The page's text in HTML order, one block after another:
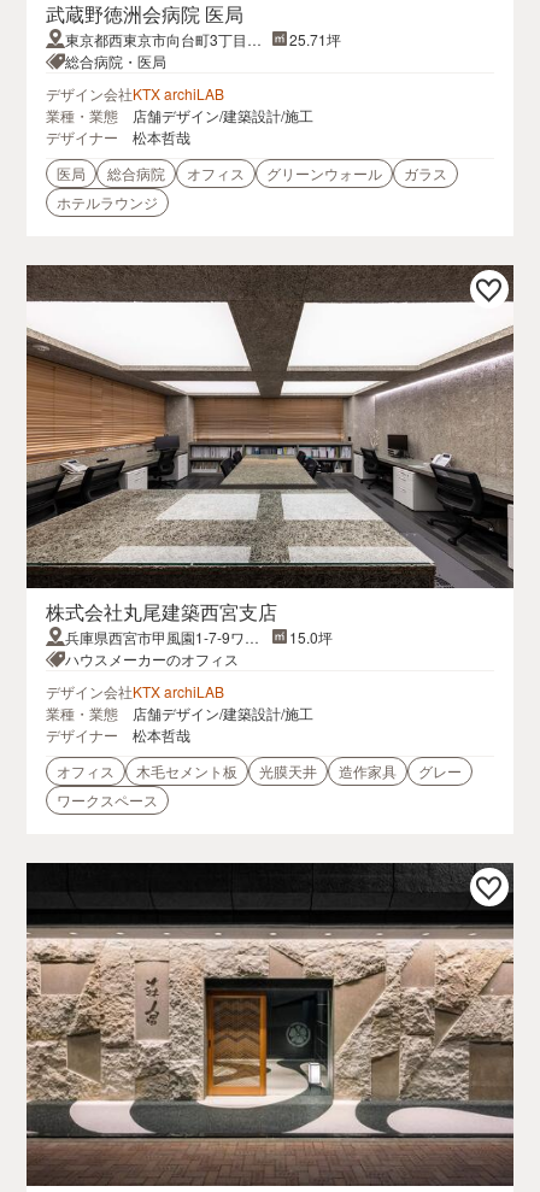
武蔵野徳洲会病院 医局
東京都西東京市向台町3丁目5
番48号
25.71坪
総合病院・医局
デザイン会社KTX archiLAB
業種・業態
店舗デザイン/建築設計/施工
デザイナー
松本哲哉
医局
総合病院 オフィス グリーンウォール
ガラス
ホテルラウンジ
株式会社丸尾建築西宮支店
兵庫県西宮市甲風園1-7-9ワー
クステージ西宮北口Ⅱ 301号室
15.0坪
ハウスメーカーのオフィス
デザイン会社KTX archiLAB
業種・業態
店舗デザイン/建築設計/施工
デザイナー
松本哲哉
オフィス
木毛セメント板 光膜天井 造作家具
グレー
ワークスペース